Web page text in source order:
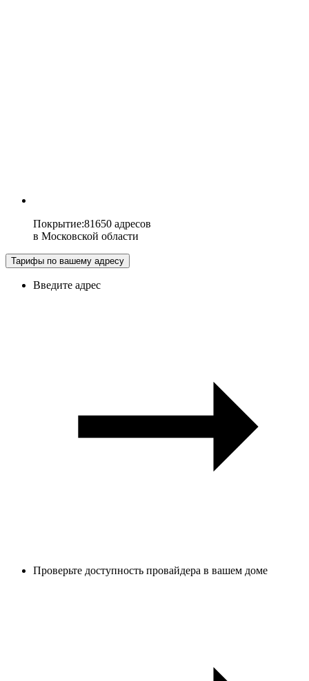
Покрытие:81650 адресов
в Московской области
Тарифы по вашему адресу
Введите адрес
Проверьте доступность провайдера в вашем доме